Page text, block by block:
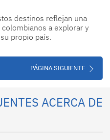
destinos reflejan una
a explorar y
propio país.
PÁGINA SIGUIENTE
ACERCA DE